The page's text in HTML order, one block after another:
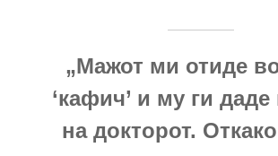
„Мажот ми отиде
‘кафич’ и му ги даде
на докторот.